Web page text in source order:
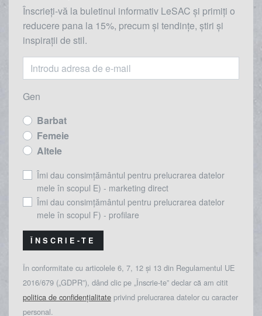
Înscrieți-vă la buletinul informativ LeSAC și primiți o
reducere pana la 15%, precum și tendințe, știri și
inspirații de stil.
Gen
Barbat
Femeie
Altele
Îmi dau consimțământul pentru prelucrarea datelor
mele în scopul E) - marketing direct
Îmi dau consimțământul pentru prelucrarea datelor
mele în scopul F) - profilare
ÎNSCRIE-TE
În conformitate cu articolele 6, 7, 12 și 13 din Regulamentul UE
2016/679 („GDPR”), dând clic pe „Înscrie-te” declar că am citit
politica de confidențialitate privind prelucrarea datelor cu caracter
personal.